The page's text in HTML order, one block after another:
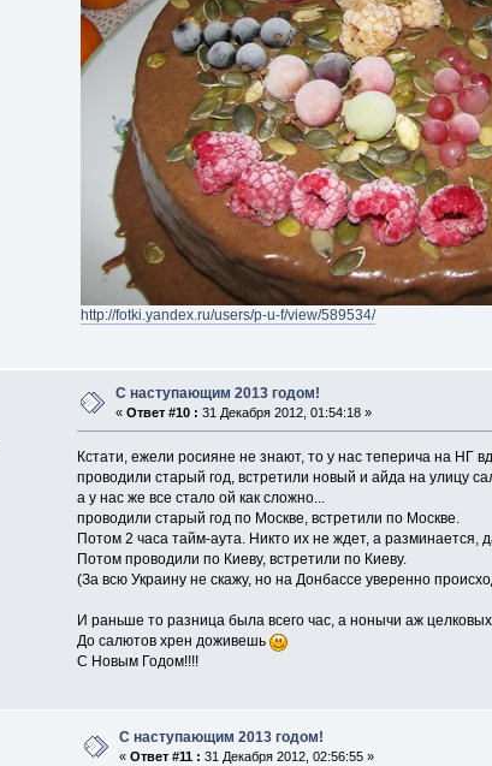
http://fotki.yandex.ru/users/p-u-f/view/589534/
С наступающим 2013 годом!
«Ответ #10 : 31 Декабря 2012, 01:54:18 »
Кстати, ежели росияне не знают, то у нас теперича на НГ
проводили старый год, встретили новый и айда на улицу
а у нас же все стало ой как сложно...
проводили старый год по Москве, встретили по Москве.
Потом 2 часа тайм-аута. Никто их не ждет, а разминается,
Потом проводили по Киеву, встретили по Киеву.
(За всю Украину не скажу, но на Донбассе уверенно
И раньше то разница была всего час, а нонычи аж
До салютов хрен доживешь
С Новым Годом!!!!
С наступающим 2013 годом!
«Ответ #11 : 31 Декабря 2012, 02:56:55 »